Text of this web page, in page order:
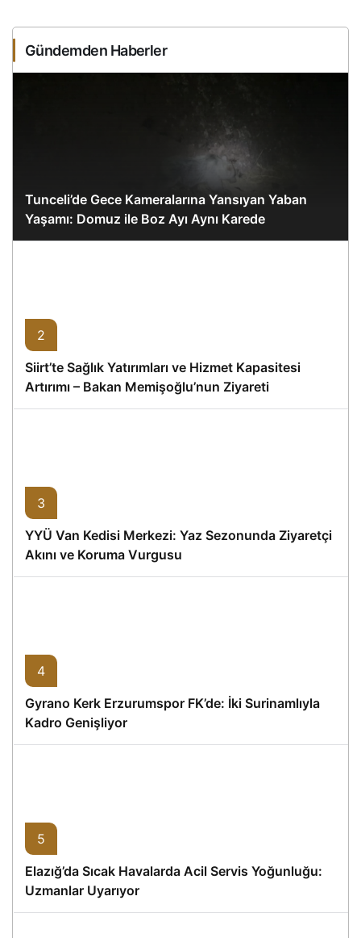
Gündemden Haberler
Tunceli’de Gece Kameralarına Yansıyan Yaban
Yaşamı: Domuz ile Boz Ayı Aynı Karede
2
Siirt’te Sağlık Yatırımları ve Hizmet Kapasitesi
Artırımı – Bakan Memişoğlu’nun Ziyareti
3
YYÜ Van Kedisi Merkezi: Yaz Sezonunda Ziyaretçi
Akını ve Koruma Vurgusu
4
Gyrano Kerk Erzurumspor FK’de: İki Surinamlıyla
Kadro Genişliyor
5
Elazığ’da Sıcak Havalarda Acil Servis Yoğunluğu:
Uzmanlar Uyarıyor